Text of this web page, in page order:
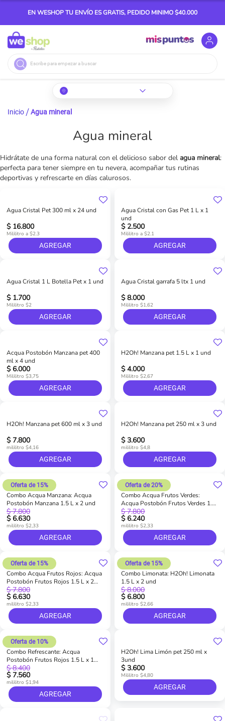
EN WESHOP TU ENVÍO ES GRATIS, PEDIDO MINIMO $40.000
Buscar
Inicio Agua mineral
Agua mineral
Hidrátate de una forma natural con el delicioso sabor del agua mineral:
perfecta para tener siempre en tu nevera, acompañar tus rutinas
deportivas y refrescarte en días calurosos.
Agua Cristal Pet 300 ml x 24 und
$ 16.800
Mililitro a $2.3
AGREGAR
Agua Cristal con Gas Pet 1 L x 1
und
$ 2.500
Mililitro a $2.1
AGREGAR
Agua Cristal 1 L Botella Pet x 1 und
$ 1.700
Mililitro $2
AGREGAR
Agua Cristal garrafa 5 ltx 1 und
$ 8.000
Mililitro $1,62
AGREGAR
Acqua Postobón Manzana pet 400
ml x 4 und
$ 6.000
Mililitro $3,75
AGREGAR
H2Oh! Manzana pet 1.5 L x 1 und
$ 4.000
Mililitro $2,67
AGREGAR
H2Oh! Manzana pet 600 ml x 3 und
$ 7.800
mililitro $4,16
AGREGAR
H2Oh! Manzana pet 250 ml x 3 und
$ 3.600
mililitro $4,8
AGREGAR
Combo Acqua Manzana: Acqua
Postobón Manzana 1.5 L x 2 und
$ 6.630
$ 7.800
Oferta de 15%
mililitro $2,33
AGREGAR
Combo Acqua Frutos Verdes:
Acqua Postobón Frutos Verdes 1.5
L x 2 und
$ 6.240
$ 7.800
Oferta de 20%
mililitro $2,33
AGREGAR
Combo Acqua Frutos Rojos: Acqua
Postobón Frutos Rojos 1.5 L x 2
und
$ 6.630
$ 7.800
Oferta de 15%
mililitro $2,33
AGREGAR
Combo Limonata: H2Oh! Limonata
1.5 L x 2 und
$ 6.800
$ 8.000
Oferta de 15%
mililitro $2,66
AGREGAR
Combo Refrescante: Acqua
Postobón Frutos Rojos 1.5 L x 1
und + Soda Bretaña 1.5 L x1 und
$ 7.560
$ 8.400
Oferta de 10%
mililitro $1,94
AGREGAR
H2Oh! Lima Limón pet 250 ml x
3und
$ 3.600
Mililitro $4,80
AGREGAR